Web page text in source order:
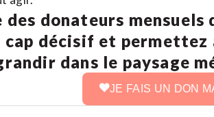
donateurs mensuels
décisif et permettez
dans le paysage
JE FAIS UN DON